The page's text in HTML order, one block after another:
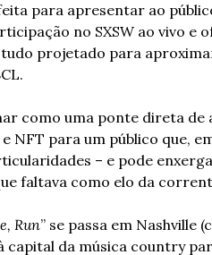
para apresentar ao
no SXSW ao vivo e
projetado para
como uma ponte direta de
NFT para um público que,
– e pode
faltava como elo da
Run” se passa em Nashville
capital da música country